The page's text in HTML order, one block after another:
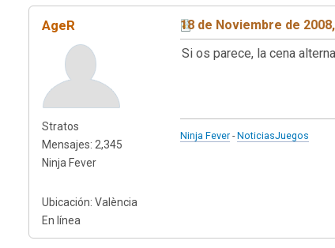
AgeR
Stratos
Mensajes: 2,345
Ninja Fever
Ubicación: València
En línea
18 de Noviembre de
Si os parece, la cena
Ninja Fever -NoticiasJuegos